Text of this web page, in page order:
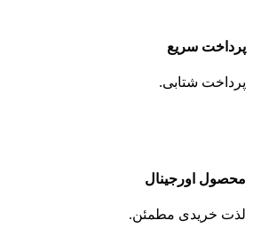
پرداخت سریع
پرداخت شتابی.
محصول اورجینال
لذت خریدی مطمئن.